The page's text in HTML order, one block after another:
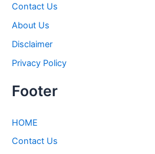
Contact Us
About Us
Disclaimer
Privacy Policy
Footer
HOME
Contact Us